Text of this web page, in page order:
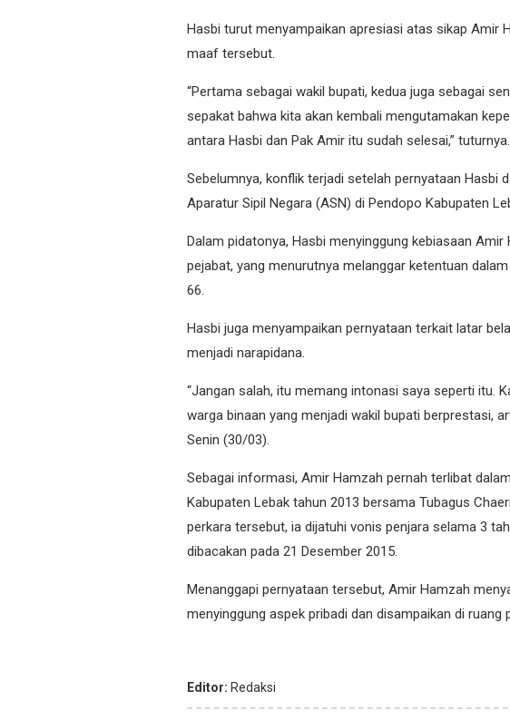
Hasbi turut menyampaikan apresiasi atas sikap Amir
maaf tersebut.
“Pertama sebagai wakil bupati, kedua juga sebagai
sepakat bahwa kita akan kembali mengutamakan
antara Hasbi dan Pak Amir itu sudah selesai,” tuturnya.
Sebelumnya, konflik terjadi setelah pernyataan Hasbi
Aparatur Sipil Negara (ASN) di Pendopo Kabupaten
Dalam pidatonya, Hasbi menyinggung kebiasaan
pejabat, yang menurutnya melanggar ketentuan
66.
Hasbi juga menyampaikan pernyataan terkait latar
menjadi narapidana.
“Jangan salah, itu memang intonasi saya seperti itu.
warga binaan yang menjadi wakil bupati berprestasi,
Senin (30/03).
Sebagai informasi, Amir Hamzah pernah terlibat
Kabupaten Lebak tahun 2013 bersama Tubagus
perkara tersebut, ia dijatuhi vonis penjara selama 3
dibacakan pada 21 Desember 2015.
Menanggapi pernyataan tersebut, Amir Hamzah
menyinggung aspek pribadi dan disampaikan di ruang
Editor: Redaksi